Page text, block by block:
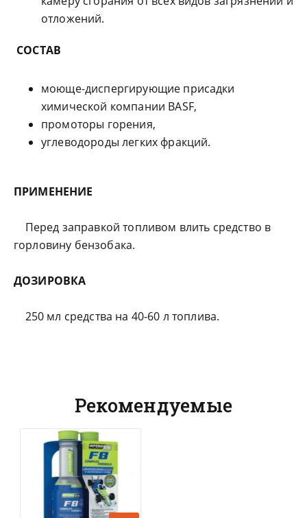
отложений.
СОСТАВ
моюще-диспергирующие присадки
химической компании BASF,
промоторы горения,
углеводороды легких фракций.
ПРИМЕНЕНИЕ
Перед заправкой топливом влить средство в
горловину бензобака.
ДОЗИРОВКА
250 мл средства на 40-60 л топлива.
Рекомендуемые